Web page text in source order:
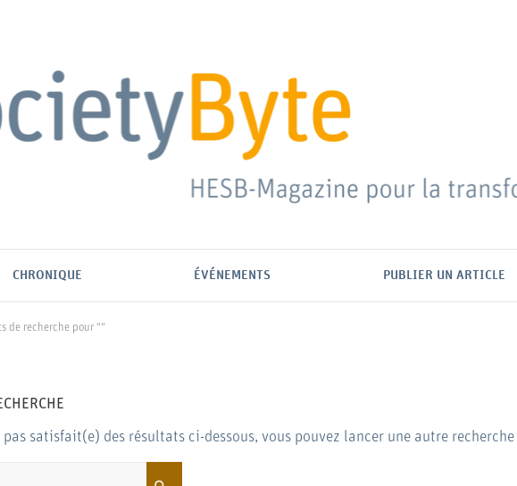
CHRONIQUE ÉVÉNEMENTS PUBLIER UN ARTICLE
de recherche pour ""
pas satisfait(e) des résultats ci-dessous, vous pouvez lancer une autre recherche